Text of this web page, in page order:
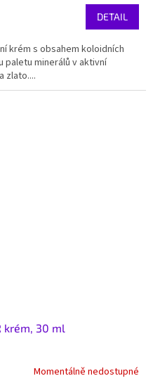
DETAIL
krém s obsahem koloidních
paletu minerálů v aktivní
zlato....
krém, 30 ml
Momentálně nedostupné